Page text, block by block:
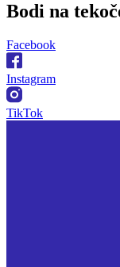
Bodi na
Facebook
Instagram
TikTok